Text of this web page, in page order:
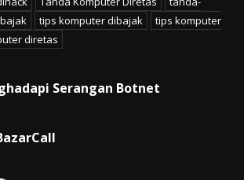
tips komputer dibajak
tips komputer
diretas
Serangan Botnet